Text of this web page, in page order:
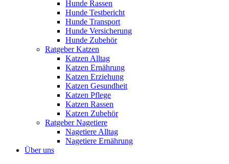
Hunde Rassen
Hunde Testbericht
Hunde Transport
Hunde Versicherung
Hunde Zubehör
Ratgeber Katzen
Katzen Alltag
Katzen Ernährung
Katzen Erziehung
Katzen Gesundheit
Katzen Pflege
Katzen Rassen
Katzen Zubehör
Ratgeber Nagetiere
Nagetiere Alltag
Nagetiere Ernährung
Über uns